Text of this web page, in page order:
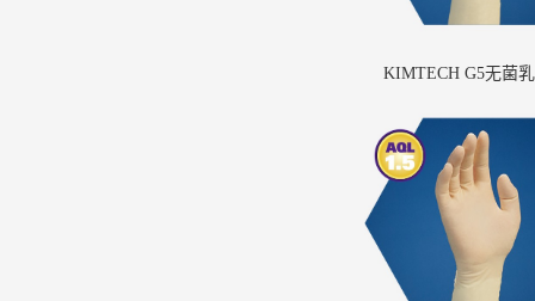
KIMTECH G5无菌